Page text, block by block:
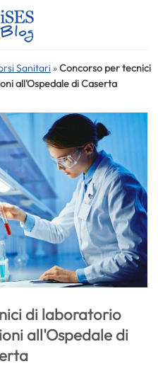
Sanitari »Concorso per tecnici
all'Ospedale di Caserta
di laboratorio
all'Ospedale di